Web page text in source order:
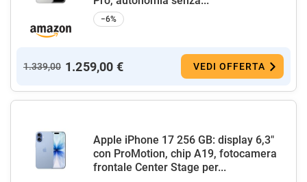
−6%
1.339,00 1.259,00 € VEDI OFFERTA
Apple iPhone 17 256 GB: display 6,3"
con ProMotion, chip A19, fotocamera
frontale Center Stage per...